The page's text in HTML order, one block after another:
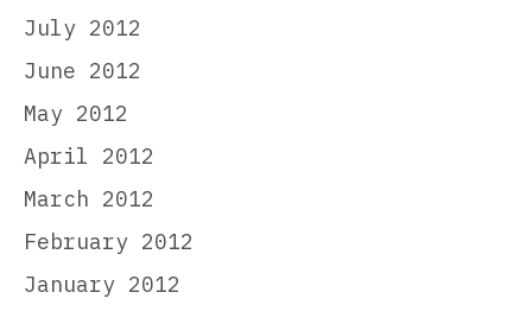
July 2012
June 2012
May 2012
April 2012
March 2012
February 2012
January 2012